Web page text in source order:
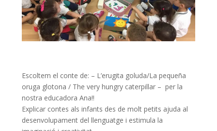
Escoltem el conte de: – L’erugita goluda/La pequeña
oruga glotona / The very hungry caterpillar – per la
nostra educadora Ana!!
Explicar contes als infants des de molt petits ajuda al
desenvolupament del llenguatge i estimula la